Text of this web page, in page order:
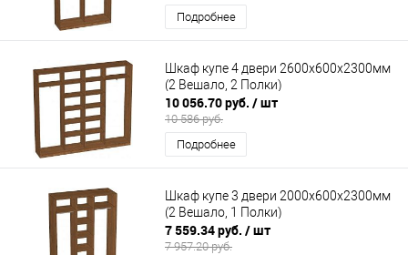
Подробнее
Шкаф купе 4 двери 2600х600х2300мм
(2 Вешало, 2 Полки)
10 056.70 руб. / шт
10 586 руб.
Подробнее
Шкаф купе 3 двери 2000х600х2300мм
(2 Вешало, 1 Полки)
7 559.34 руб. / шт
7 957.20 руб.